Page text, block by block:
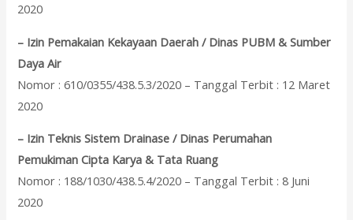
2020
– Izin Pemakaian Kekayaan Daerah / Dinas PUBM & Sumber
Daya Air
Nomor : 610/0355/438.5.3/2020 – Tanggal Terbit : 12 Maret
2020
– Izin Teknis Sistem Drainase / Dinas Perumahan
Pemukiman Cipta Karya & Tata Ruang
Nomor : 188/1030/438.5.4/2020 – Tanggal Terbit : 8 Juni
2020